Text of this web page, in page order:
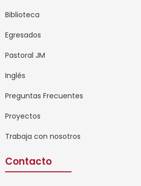
Biblioteca
Egresados
Pastoral JM
Inglés
Preguntas Frecuentes
Proyectos
Trabaja con nosotros
Contacto